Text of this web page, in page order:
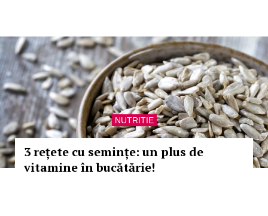
NUTRITIE
3 rețete cu semințe: un plus de
vitamine în bucătărie!